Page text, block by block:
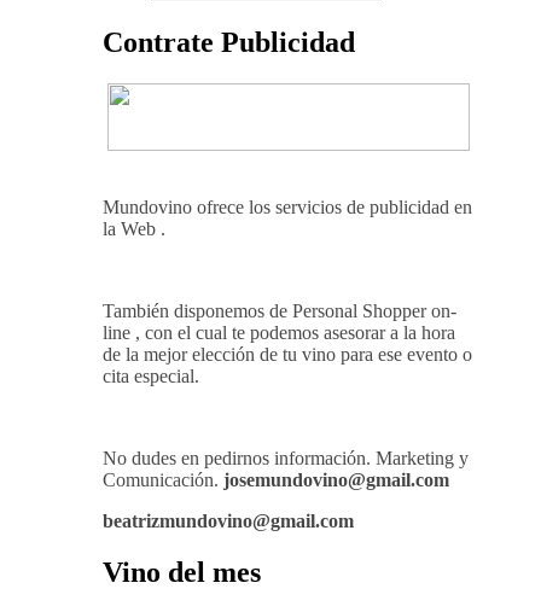
viñedo
Ago 05, 2026 THE MACALLAN Y
Mundovino ofrece los servicios de publicidad en
la Web .
También disponemos de Personal Shopper on-
line , con el cual te podemos asesorar a la hora
cita especial.